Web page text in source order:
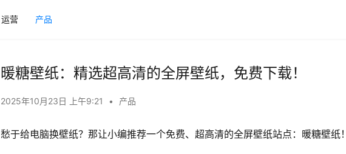
运营 产品
暖糖壁纸：精选超高清的全屏壁纸，免费下载！
2025年10月23日 上午9:21 • 产品
愁于给电脑换壁纸？那让小编推荐一个免费、超高清的全屏壁纸站点：暖糖壁纸！